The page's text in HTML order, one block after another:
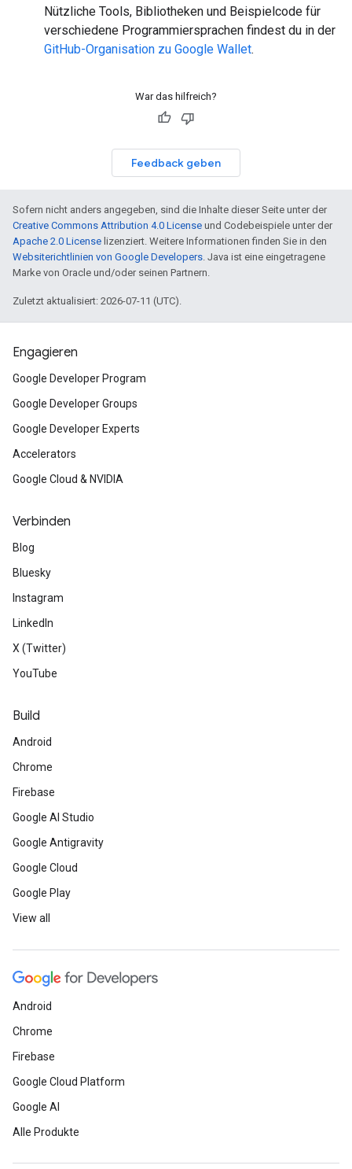
Nützliche Tools, Bibliotheken und Beispielcode für
verschiedene Programmiersprachen findest du in der
GitHub-Organisation zu Google Wallet.
War das hilfreich?
Feedback geben
Sofern nicht anders angegeben, sind die Inhalte dieser Seite unter der
Creative Commons Attribution 4.0 License und Codebeispiele unter der
Apache 2.0 License lizenziert. Weitere Informationen finden Sie in den
Websiterichtlinien von Google Developers. Java ist eine eingetragene
Marke von Oracle und/oder seinen Partnern.
Zuletzt aktualisiert: 2026-07-11 (UTC).
Engagieren
Google Developer Program
Google Developer Groups
Google Developer Experts
Accelerators
Google Cloud & NVIDIA
Verbinden
Blog
Bluesky
Instagram
LinkedIn
X (Twitter)
YouTube
Build
Android
Chrome
Firebase
Google AI Studio
Google Antigravity
Google Cloud
Google Play
View all
Android
Chrome
Firebase
Google Cloud Platform
Google AI
Alle Produkte